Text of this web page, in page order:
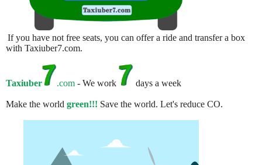
If you have not free seats, you can offer a ride and transfer a box
with Taxiuber7.com.
Taxiuber .com - We work days a week
Make the world green!!! Save the world. Let's reduce CO.